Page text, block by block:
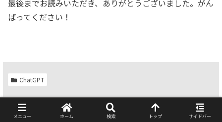
最後までお読みいただき、ありがとうございました。がん
ばってください！
ChatGPT
シェアする
メニュー ホーム 検索 トップ サイドバー